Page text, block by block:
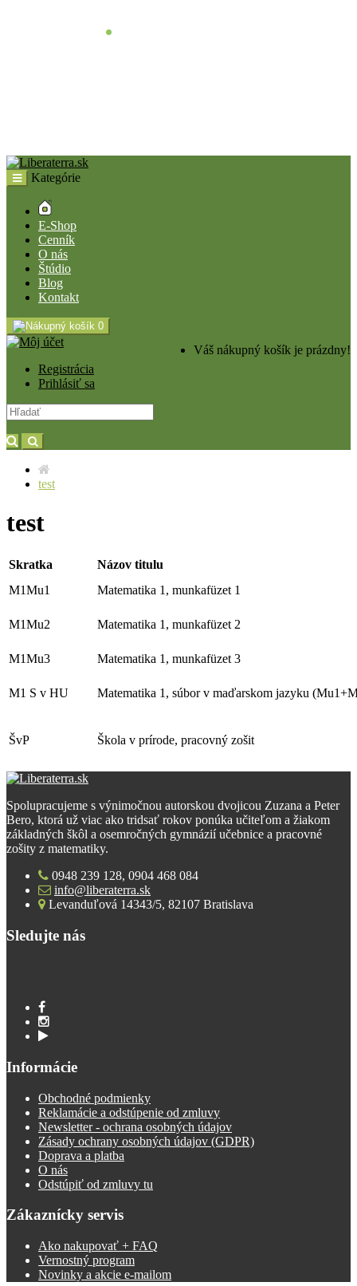
Kategórie
E-Shop
Cenník
O nás
Štúdio
Blog
Kontakt
0
Váš nákupný košík je prázdny!
Registrácia
Prihlásiť sa
test
test
Skratka
Názov titulu
M1Mu1
Matematika 1, munkafüzet 1
M1Mu2 Matematika 1, munkafüzet 2
M1Mu3 Matematika 1, munkafüzet 3
M1 S v HU Matematika 1, súbor v maďarskom jazyku
ŠvP Škola v prírode, pracovný zošit
Spolupracujeme s výnimočnou autorskou dvojicou Zuzana a Peter
Bero, ktorá už viac ako tridsať rokov ponúka učiteľom a žiakom
základných škôl a osemročných gymnázií učebnice a pracovné
zošity z matematiky.
0948 239 128, 0904 468 084
info@liberaterra.sk
Levanduľová 14343/5, 82107 Bratislava
Sledujte nás
Informácie
Obchodné podmienky
Reklamácie a odstúpenie od zmluvy
Newsletter - ochrana osobných údajov
Zásady ochrany osobných údajov (GDPR)
Doprava a platba
O nás
Odstúpiť od zmluvy tu
Zákaznícky servis
Ako nakupovať + FAQ
Vernostný program
Novinky a akcie e-mailom